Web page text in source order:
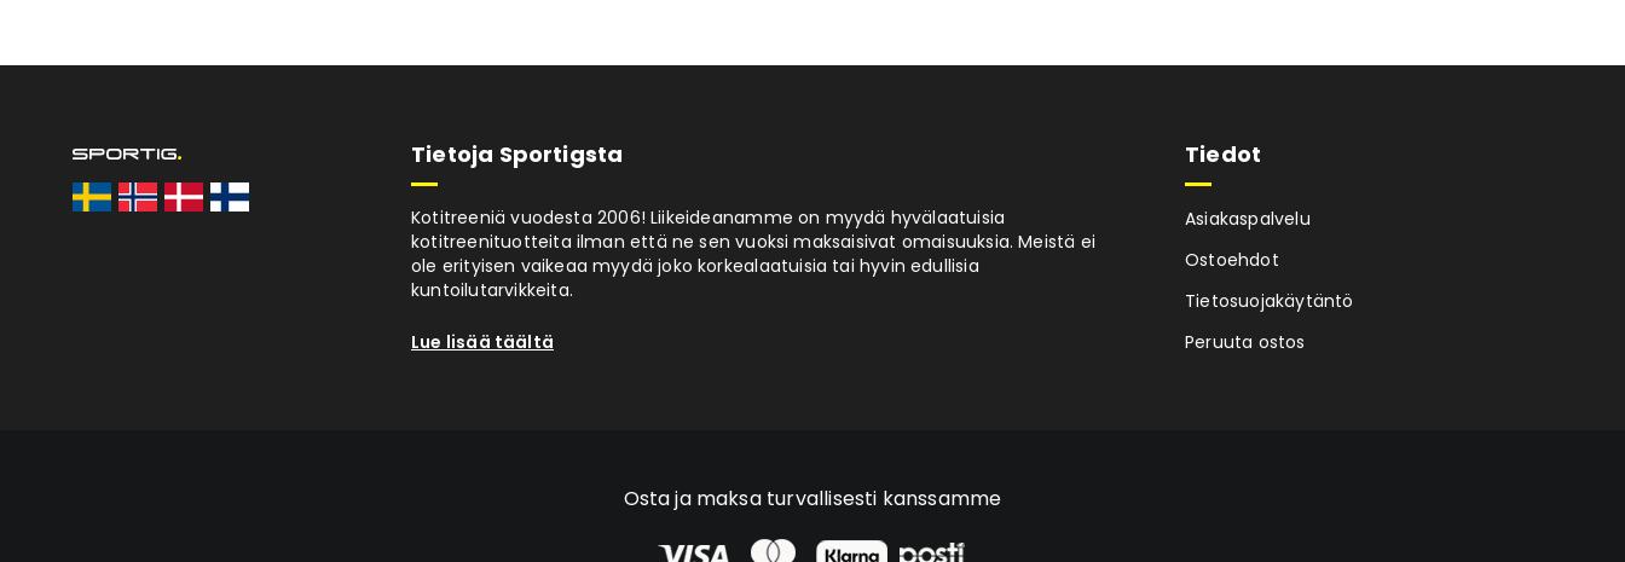
Tietoja Sportigsta
Kotitreeniä vuodesta 2006! Liikeideanamme on myydä hyvälaatuisia
kotitreenituotteita ilman että ne sen vuoksi maksaisivat omaisuuksia. Meistä ei
ole erityisen vaikeaa myydä joko korkealaatuisia tai hyvin edullisia
kuntoilutarvikkeita.
Lue lisää täältä
Tiedot
Asiakaspalvelu
Ostoehdot
Tietosuojakäytäntö
Peruuta ostos
Osta ja maksa turvallisesti kanssamme